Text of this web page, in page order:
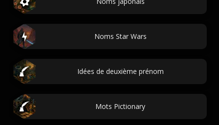
Noms Star Wars
Idées de deuxième prénom
Mots Pictionary